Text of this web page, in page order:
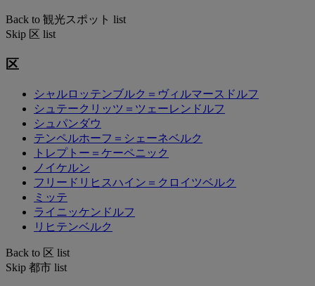
Back to 観光スポット list
Skip 区 list
区
シャルロッテンブルク＝ヴィルマースドルフ
シュテークリッツ＝ツェーレンドルフ
シュパンダウ
テンペルホーフ＝シェーネベルク
トレプトー＝ケーペニック
ノイケルン
フリードリヒスハイン＝クロイツベルク
ミッテ
ライニッケンドルフ
リヒテンベルク
Back to 区 list
Skip 都市 list